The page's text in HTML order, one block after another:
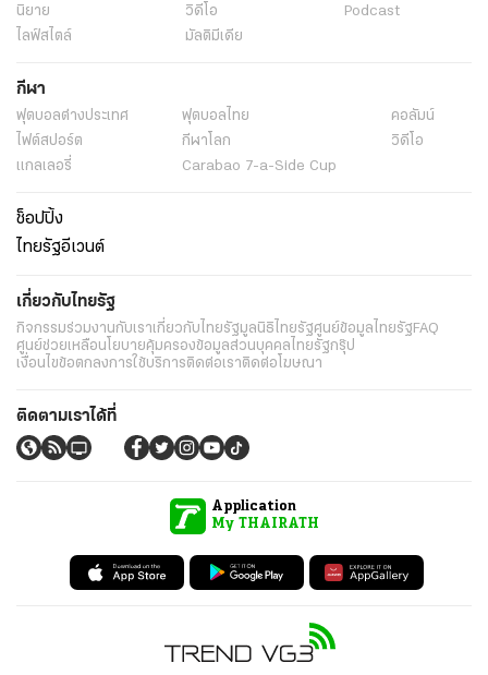
นิยาย
วิดีโอ
Podcast
ไลฟ์สไตล์
มัลติมีเดีย
กีฬา
ฟุตบอลต่่างประเทศ ฟุตบอลไทย
คอลัมน์
ไฟต์สปอร์ต
กีฬาโลก
วิดีโอ
แกลเลอรี่
Carabao 7-a-Side Cup
ช็อปปิ้ง
ไทยรัฐอีเวนต์
เกี่ยวกับไทยรัฐ
กิจกรรมร่วมงานกับเราเกี่ยวกับไทยรัฐมูลนิธิไทยรัฐศูนย์ข้อมูลไทยรัฐ FAQ
ศูนย์ช่วยเหลือนโยบายคุ้มครองข้อมูลส่วนบุคคลไทยรัฐกรุ๊ป
เงื่อนไขข้อตกลงการใช้บริการติดต่อเราติดต่อโฆษณา
ติดตามเราได้ที่
Application
My THAIRATH